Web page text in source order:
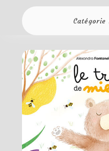
Catégorie